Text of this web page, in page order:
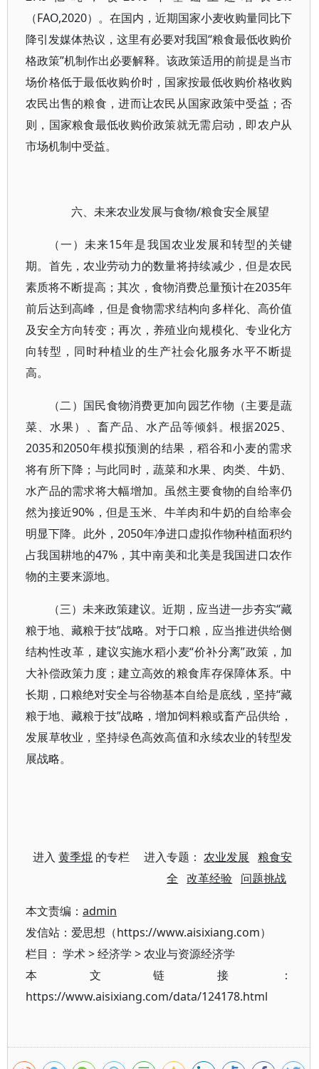
（FAO,2020）。在国内，近期国家小麦收购量同比下
降引发媒体热议，这里有必要对我国“粮食最低收购价
格政策”机制作出必要解释。该政策适用的前提是当市
场价格低于最低收购价时，国家按最低收购价格收购
农民出售的粮食，进而让农民从国家政策中受益；否
则，国家粮食最低收购价政策就无需启动，即农户从
市场机制中受益。
六、未来农业发展与食物/粮食安全展望
（一）未来15年是我国农业发展和转型的关键
期。首先，农业劳动力的数量将持续减少，但是农民
素质将不断提高；其次，食物消费总量预计在2035年
前后达到高峰，但是食物需求结构向多样化、高价值
及安全方向转变；再次，养殖业向规模化、专业化方
向转型，同时种植业的生产社会化服务水平不断提
高。
（二）国民食物消费更加向园艺作物（主要是蔬
菜、水果）、畜产品、水产品等倾斜。根据2025、
2035和2050年模拟预测的结果，稻谷和小麦的需求
将有所下降；与此同时，蔬菜和水果、肉类、牛奶、
水产品的需求将大幅增加。虽然主要食物的自给率仍
然为接近90%，但是玉米、牛羊肉和牛奶的自给率会
明显下降。此外，2050年净进口虚拟作物种植面积约
占我国耕地的47%，其中南美和北美是我国进口农作
物的主要来源地。
（三）未来政策建议。近期，应当进一步夯实“藏
粮于地、藏粮于技”战略。对于口粮，应当推进供给侧
结构性改革，建议实施水稻小麦“价补分离”政策，加
大补偿政策力度；建立高效的粮食库存保障体系。中
长期，口粮绝对安全与谷物基本自给是底线，坚持“藏
粮于地、藏粮于技”战略，增加饲料粮或畜产品供给，
发展草牧业，坚持绿色高效高值和永续农业的转型发
展战略。
进入黄季焜 的专栏 进入专题：农业发展
粮食安
全
改革经验 问题挑战
本文责编： admin
发信站：爱思想（https://www.aisixiang.com）
栏目： 学术>经济学 >农业与资源经济学
本文链接：
https://www.aisixiang.com/data/124178.html